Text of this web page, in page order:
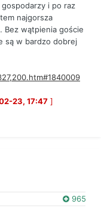
i po raz
najgorsza
Bez wątpienia goście
są w bardzo dobrej
23, 17:47 ]
965